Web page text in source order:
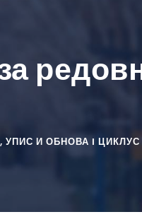
, УПИС И ОБНОВА I ЦИКЛУС